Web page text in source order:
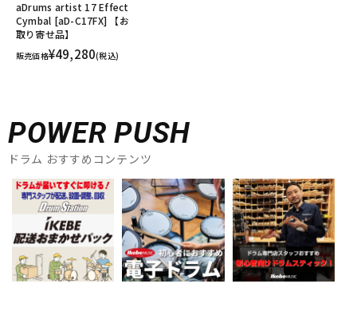
aDrums artist 17 Effect
Cymbal [aD-C17FX] 【お
取り寄せ品】
販売価格¥49,280(税込)
POWER PUSH
ドラム おすすめコンテンツ